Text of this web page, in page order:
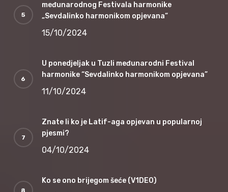
međunarodnog Festivala harmonike
„Sevdalinko harmonikom opjevana“
15/10/2024
U ponedjeljak u Tuzli međunarodni Festival
harmonike “Sevdalinko harmonikom opjevana”
11/10/2024
Znate li ko je Latif-aga opjevan u popularnoj
pjesmi?
04/10/2024
Ko se ono brijegom šeće (V1DEO)